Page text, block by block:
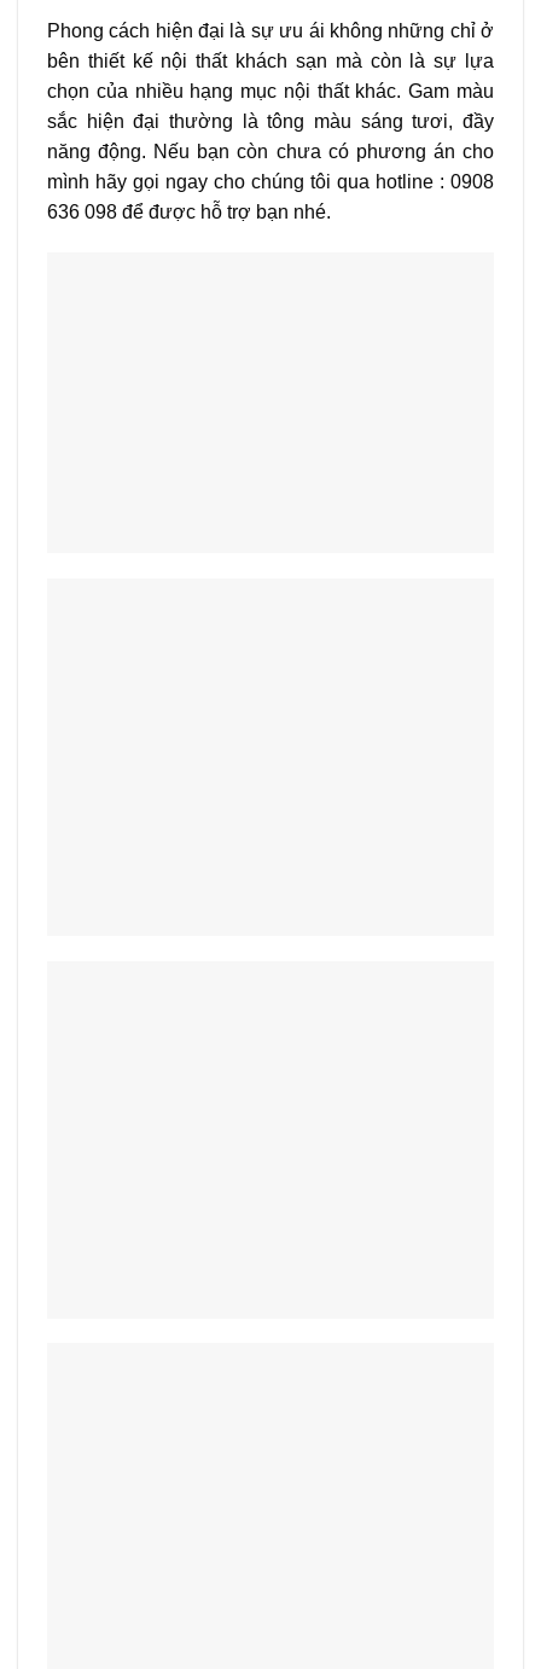
Phong cách hiện đại là sự ưu ái không những chỉ ở
bên thiết kế nội thất khách sạn mà còn là sự lựa
chọn của nhiều hạng mục nội thất khác. Gam màu
sắc hiện đại thường là tông màu sáng tươi, đầy
năng động. Nếu bạn còn chưa có phương án cho
mình hãy gọi ngay cho chúng tôi qua hotline : 0908
636 098 để được hỗ trợ bạn nhé.